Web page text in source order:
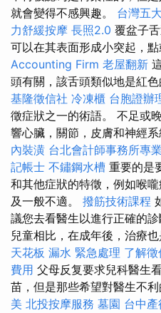
就會變得不感興趣。 台灣五
力舒緩按摩 長照2.0 覆盆子
可以在其表面形成小突起，點
Accounting Firm 老屋翻新
頭有關，該舌頭類似地是紅
基隆徵信社 冷凍櫃 台胞證辦
徵症狀之一的術語。 不足或
響心臟，關節，皮膚和神經系
內裝潢 台北會計師事務所專
記帳士 不鏽鋼水槽 重要的是
和其他症狀的特徵，例如喉
及一般不適。 撥筋技術課程
議您去看醫生以進行正確的
兒童相比，在成年後，治療
天花板 漏水 緊急處理 了解
費用 父母反复要求兒科醫生
苗，但是那些希望對醫生不利
美 北投按摩服務 墓園 台中